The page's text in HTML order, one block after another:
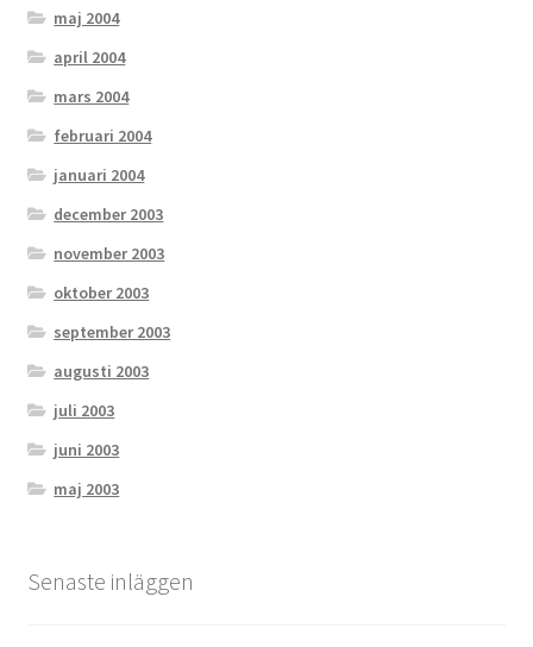
maj 2004
april 2004
mars 2004
februari 2004
januari 2004
december 2003
november 2003
oktober 2003
september 2003
augusti 2003
juli 2003
juni 2003
maj 2003
Senaste inläggen